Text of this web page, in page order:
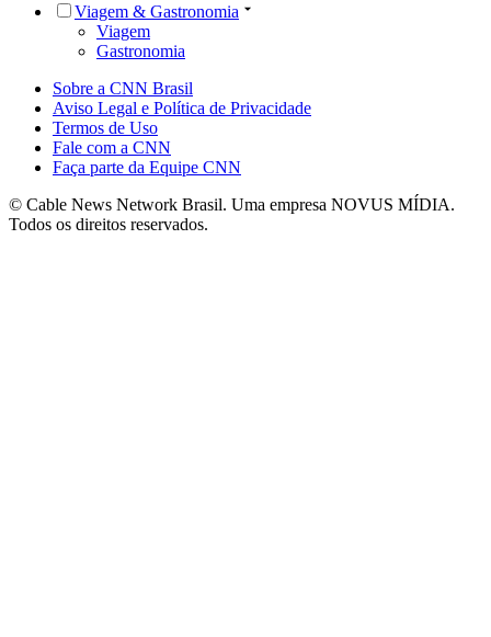
Viagem & Gastronomia
Viagem
Gastronomia
Sobre a CNN Brasil
Aviso Legal e Política de Privacidade
Termos de Uso
Fale com a CNN
Faça parte da Equipe CNN
© Cable News Network Brasil. Uma empresa NOVUS MÍDIA.
Todos os direitos reservados.